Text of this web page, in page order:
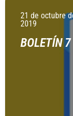
21 de octubre
2019
BOLETÍN